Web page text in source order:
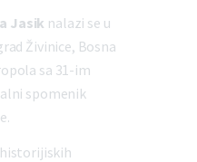
Jasik nalazi se u
Živinice, Bosna
sa 31-im
spomenik